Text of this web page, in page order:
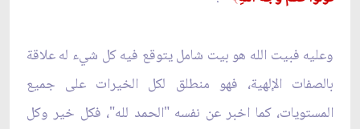
وعليه فبيت الله هو بيت شامل يتوقع فيه كل شيء له علاقة
بالصفات الإلهية، فهو منطلق لكل الخيرات على جميع
المستويات، كما اخبر عن نفسه "الحمد لله"، فكل خير وكل